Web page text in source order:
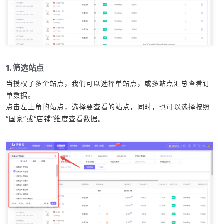
1. 筛选站点
当授权了多个站点，我们可以选择单站点，或多站点汇总查看订
单数据。
点击左上角的站点，选择要查看的站点，同时，也可以选择按照
“国家”或“店铺”维度查看数据。